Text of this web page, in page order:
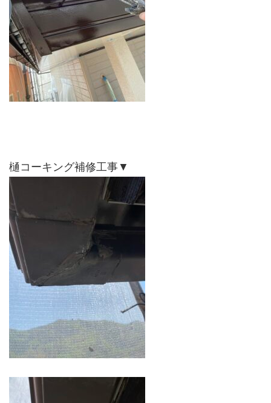
樋コーキング補修工事▼